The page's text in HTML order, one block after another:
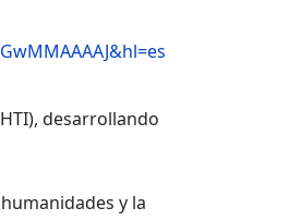
desarrollando
y la